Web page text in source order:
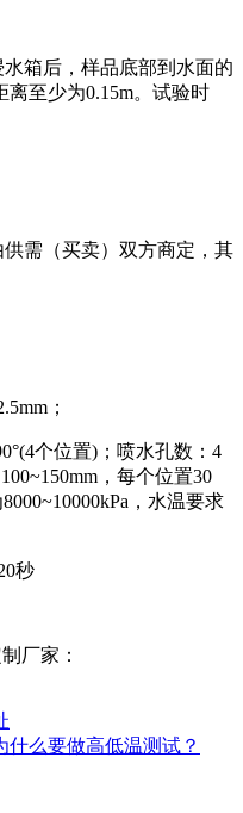
箱后，样品底部到水面的
离至少为0.15m。试验时
需（买卖）双方商定，其
；
个位置)；喷水孔数：4
，每个位置30
，水温要求
秒
厂家：
什么要做高低温测试？